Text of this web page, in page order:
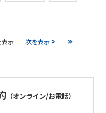
表示 次を表示
（オンライン/お電話）